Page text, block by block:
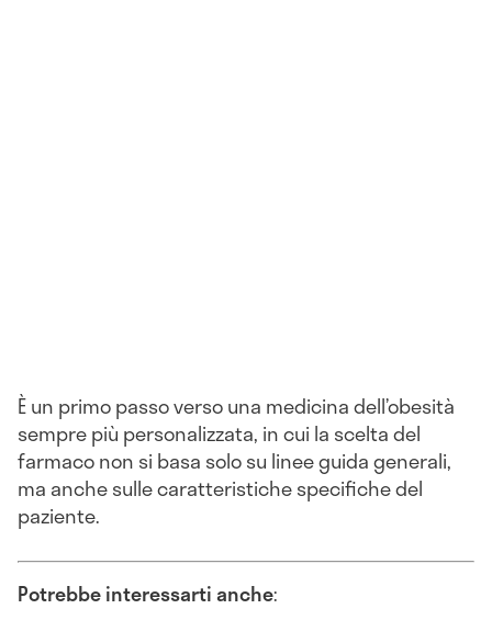
È un primo passo verso una medicina dell’obesità
sempre più personalizzata, in cui la scelta del
farmaco non si basa solo su linee guida generali,
ma anche sulle caratteristiche specifiche del
paziente.
Potrebbe interessarti anche: